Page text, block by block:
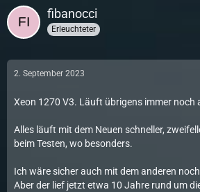
fibanocci
Erleuchteter
2. September 2023
Xeon 1270 V3. Läuft übrigens immer noch
Alles läuft mit dem Neuen schneller,
beim Testen, wo besonders.
Ich wäre sicher auch mit dem anderen
Aber der lief jetzt etwa 10 Jahre rund um